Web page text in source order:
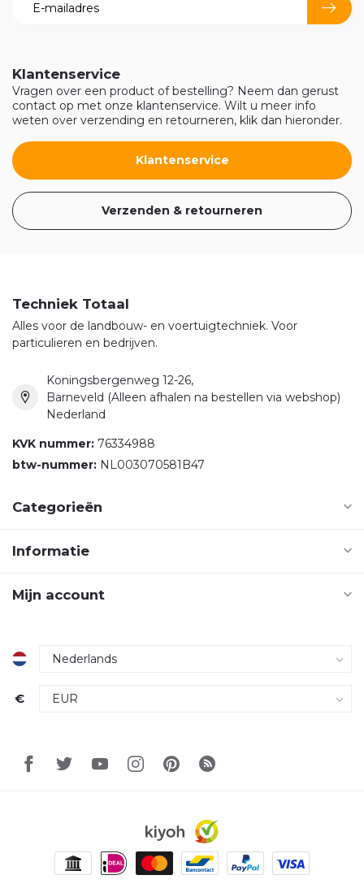
Klantenservice
Vragen over een product of bestelling? Neem dan gerust
contact op met onze klantenservice. Wilt u meer info
weten over verzending en retourneren, klik dan hieronder.
Klantenservice
Verzenden & retourneren
Techniek Totaal
Alles voor de landbouw- en voertuigtechniek. Voor
particulieren en bedrijven.
Koningsbergenweg 12-26,
Barneveld (Alleen afhalen na bestellen via webshop)
Nederland
KVK nummer: 76334988
btw-nummer: NL003070581B47
Categorieën
Informatie
Mijn account
€